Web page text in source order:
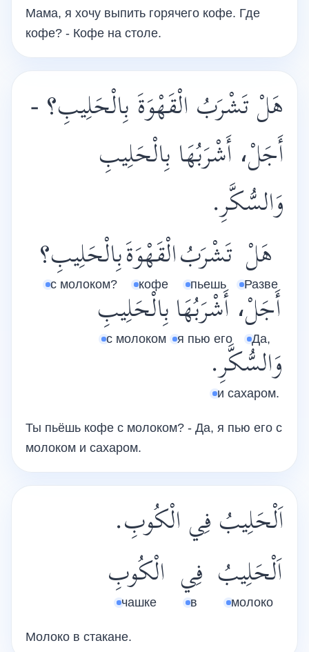
Мама, я хочу выпить горячего кофе. Где
кофе? - Кофе на столе.
هَلْ تَشْرَبُ الْقَهْوَةَ بِالْحَلِيبِ؟ -
أَجَلْ، أَشْرَبُهَا بِالْحَلِيبِ
وَالسُّكَّرِ.
هَلْ
Разве
تَشْرَبُ
пьешь
الْقَهْوَةَ
кофе
بِالْحَلِيبِ؟
с молоком?
أَجَلْ،
Да,
أَشْرَبُهَا
я пью его
بِالْحَلِيبِ
с молоком
وَالسُّكَّرِ.
и сахаром.
Ты пьёшь кофе с молоком? - Да, я пью его с
молоком и сахаром.
اَلْحَلِيبُ فِي الْكُوبِ.
اَلْحَلِيبُ
молоко
فِي
в
الْكُوبِ
чашке
Молоко в стакане.